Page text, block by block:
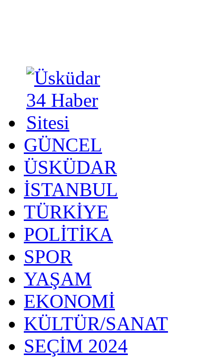
GÜNCEL
ÜSKÜDAR
İSTANBUL
TÜRKİYE
POLİTİKA
SPOR
YAŞAM
EKONOMİ
KÜLTÜR/SANAT
SEÇİM 2024